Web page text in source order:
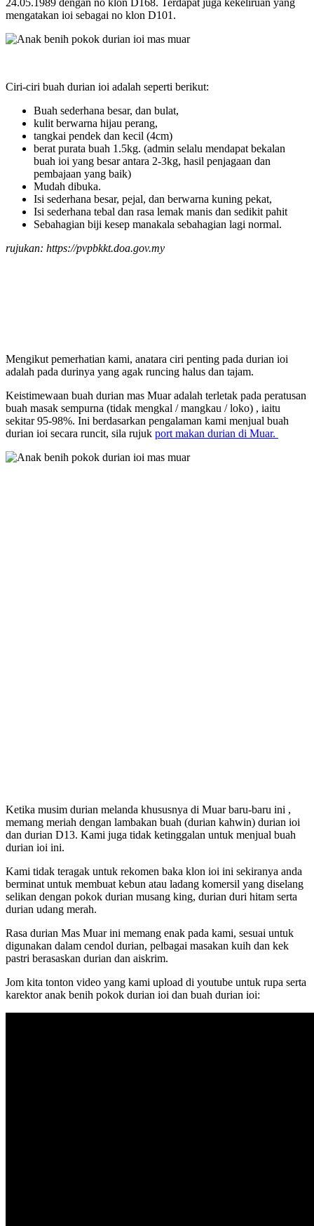
24.05.1989 dengan no klon D168. Terdapat juga kekeliruan yang
mengatakan ioi sebagai no klon D101.
Ciri-ciri buah durian ioi adalah seperti berikut:
Buah sederhana besar, dan bulat,
kulit berwarna hijau perang,
tangkai pendek dan kecil (4cm)
berat purata buah 1.5kg. (admin selalu mendapat bekalan
buah ioi yang besar antara 2-3kg, hasil penjagaan dan
pembajaan yang baik)
Mudah dibuka.
Isi sederhana besar, pejal, dan berwarna kuning pekat,
Isi sederhana tebal dan rasa lemak manis dan sedikit pahit
Sebahagian biji kesep manakala sebahagian lagi normal.
rujukan: https://pvpbkkt.doa.gov.my
Mengikut pemerhatian kami, anatara ciri penting pada durian ioi
adalah pada durinya yang agak runcing halus dan tajam.
Keistimewaan buah durian mas Muar adalah terletak pada peratusan
buah masak sempurna (tidak mengkal / mangkau / loko) , iaitu
sekitar 95-98%. Ini berdasarkan pengalaman kami menjual buah
durian ioi secara runcit, sila rujuk port makan durian di Muar.
Ketika musim durian melanda khususnya di Muar baru-baru ini ,
memang meriah dengan lambakan buah (durian kahwin) durian ioi
dan durian D13. Kami juga tidak ketinggalan untuk menjual buah
durian ioi ini.
Kami tidak teragak untuk rekomen baka klon ioi ini sekiranya anda
berminat untuk membuat kebun atau ladang komersil yang diselang
selikan dengan pokok durian musang king, durian duri hitam serta
durian udang merah.
Rasa durian Mas Muar ini memang enak pada kami, sesuai untuk
digunakan dalam cendol durian, pelbagai masakan kuih dan kek
pastri berasaskan durian dan aiskrim.
Jom kita tonton video yang kami upload di youtube untuk rupa serta
karektor anak benih pokok durian ioi dan buah durian ioi: